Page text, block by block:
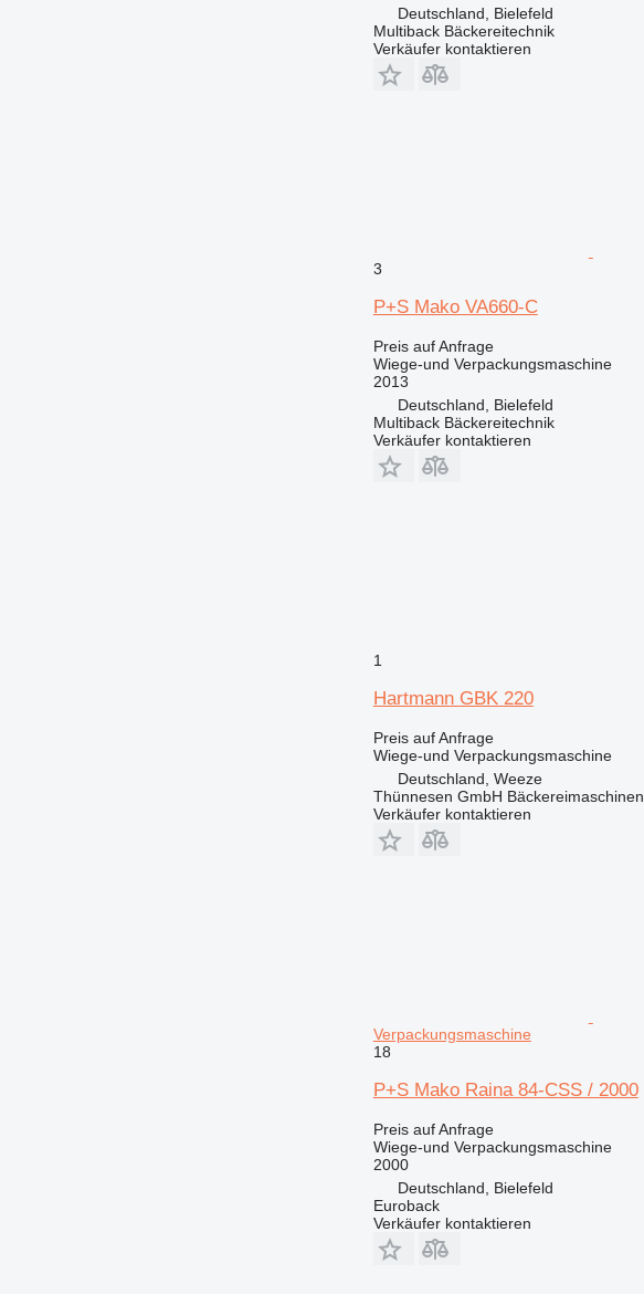
Deutschland, Bielefeld
Multiback Bäckereitechnik
Verkäufer kontaktieren
3
P+S Mako VA660-C
Preis auf Anfrage
Wiege-und Verpackungsmaschine
2013
Deutschland, Bielefeld
Multiback Bäckereitechnik
Verkäufer kontaktieren
1
Hartmann GBK 220
Preis auf Anfrage
Wiege-und Verpackungsmaschine
Deutschland, Weeze
Thünnesen GmbH Bäckereimaschinen
Verkäufer kontaktieren
Verpackungsmaschine
18
P+S Mako Raina 84-CSS / 2000
Preis auf Anfrage
Wiege-und Verpackungsmaschine
2000
Deutschland, Bielefeld
Euroback
Verkäufer kontaktieren